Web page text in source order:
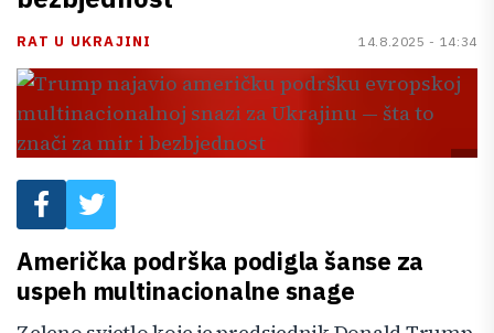
RAT U UKRAJINI 14.8.2025 - 14:34
Američka podrška podigla šanse za
uspeh multinacionalne snage